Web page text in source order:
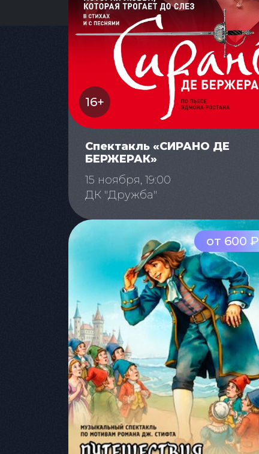
16+
Спектакль «СИРАНО ДЕ
БЕРЖЕРАК»
15 ноября, 19:00
ДК "Дружба"
от 600 ₽